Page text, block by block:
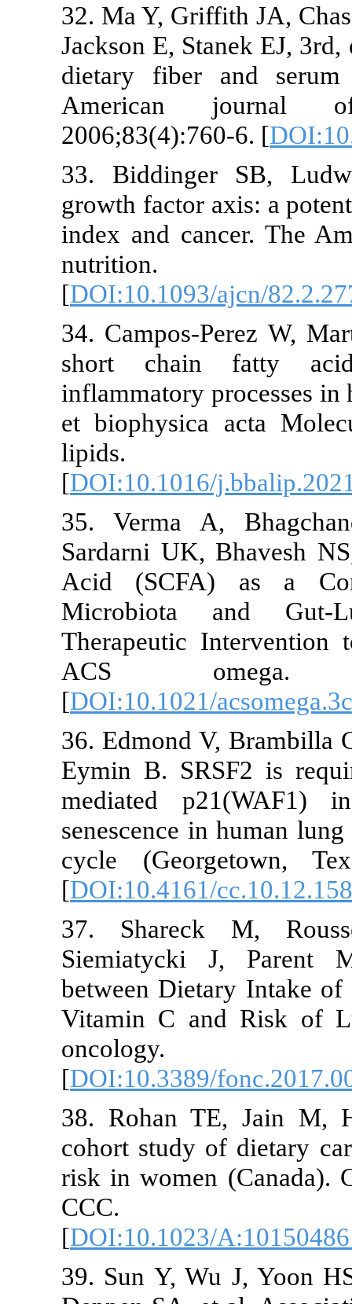
32. Ma Y, Griffith
Jackson E, Stanek
dietary fiber and
American
2006;83(4):760-6. [
33. Biddinger SB,
growth factor axis: a
index and cancer.
nutrition.
[DOI:10.1093/ajcn/
34. Campos-Perez
short chain
inflammatory
et biophysica acta
lipids.
[DOI:10.1016/
35. Verma A,
Sardarni UK,
Acid (SCFA) as
Microbiota and
Therapeutic
ACS omega.
[DOI:10.1021/
36. Edmond V,
Eymin B. SRSF2 is
mediated
senescence in
cycle
[DOI:10.4161/
37. Shareck M,
Siemiatycki J,
between Dietary
Vitamin C and
[DOI:10.3389/
38. Rohan TE,
cohort study of
risk in women
[DOI:10.1023/
39. Sun Y, Wu J,